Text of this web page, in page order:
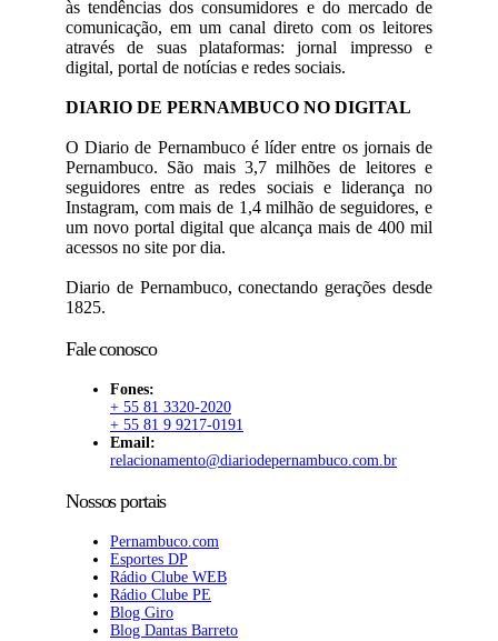
às tendências dos consumidores e do mercado de
comunicação, em um canal direto com os leitores
através de suas plataformas: jornal impresso e
digital, portal de notícias e redes sociais.
DIARIO DE PERNAMBUCO NO DIGITAL
O Diario de Pernambuco é líder entre os jornais de
Pernambuco. São mais 3,7 milhões de leitores e
seguidores entre as redes sociais e liderança no
Instagram, com mais de 1,4 milhão de seguidores, e
um novo portal digital que alcança mais de 400 mil
acessos no site por dia.
Diario de Pernambuco, conectando gerações desde
1825.
Fale conosco
Fones:
+ 55 81 3320-2020
+ 55 81 9 9217-0191
Email:
relacionamento@diariodepernambuco.com.br
Nossos portais
Pernambuco.com
Esportes DP
Rádio Clube WEB
Rádio Clube PE
Blog Giro
Blog Dantas Barreto